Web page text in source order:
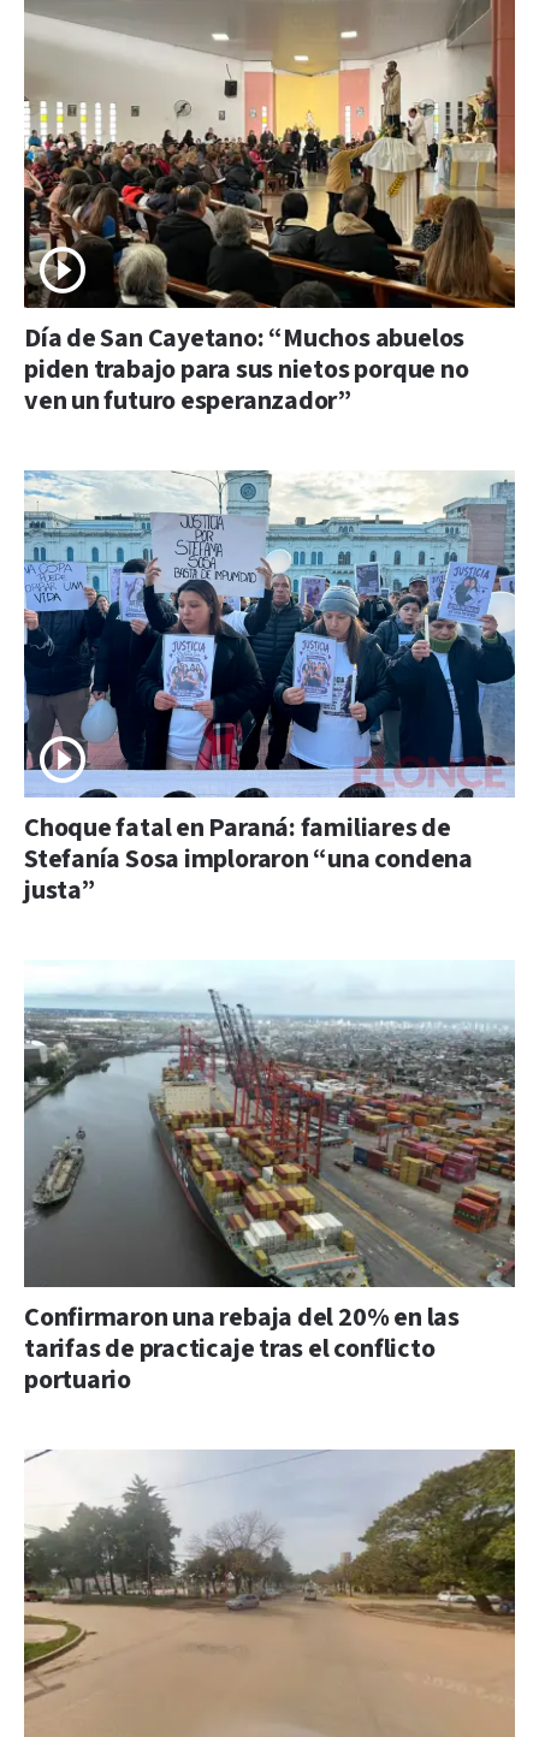
Día de San Cayetano: “Muchos abuelos
piden trabajo para sus nietos porque no
ven un futuro esperanzador”
Choque fatal en Paraná: familiares de
Stefanía Sosa imploraron “una condena
justa”
Confirmaron una rebaja del 20% en las
tarifas de practicaje tras el conflicto
portuario